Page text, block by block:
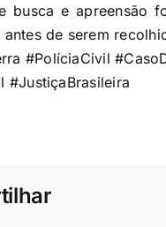
busca e apreensão
de serem
#PolíciaCivil
#JustiçaBrasileira